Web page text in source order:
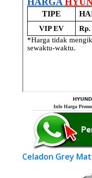
Info Harga
Celadon Grey